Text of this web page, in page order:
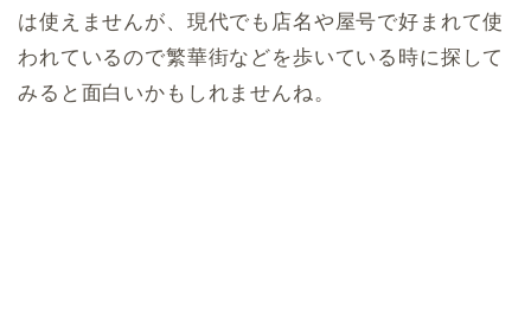
は使えませんが、現代でも店名や屋号で好まれて使
われているので繁華街などを歩いている時に探して
みると面白いかもしれませんね。